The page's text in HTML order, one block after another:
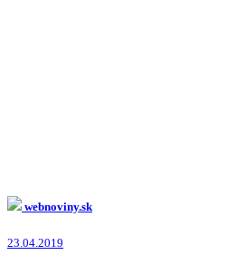
webnoviny.sk
23.04.2019